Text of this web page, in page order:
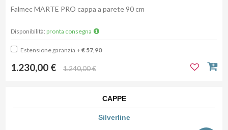
Falmec MARTE PRO cappa a parete 90 cm
Disponibilità: pronta consegna
Estensione garanzia + € 57,90
1.230,00 € 1.240,00 €
CAPPE
Silverline